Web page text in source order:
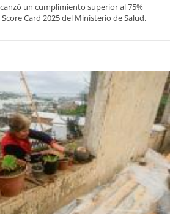
un cumplimiento superior al 75%
Card 2025 del Ministerio de Salud.